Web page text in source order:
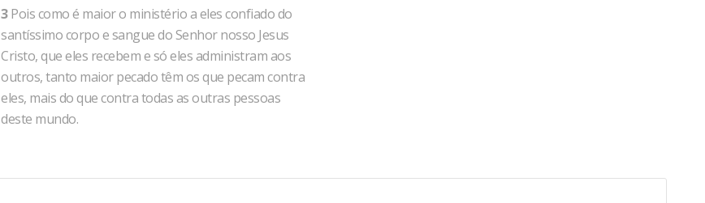
3Pois como é maior o ministério a eles confiado do
santíssimo corpo e sangue do Senhor nosso Jesus
Cristo, que eles recebem e só eles administram aos
outros, tanto maior pecado têm os que pecam contra
eles, mais do que contra todas as outras pessoas
deste mundo.